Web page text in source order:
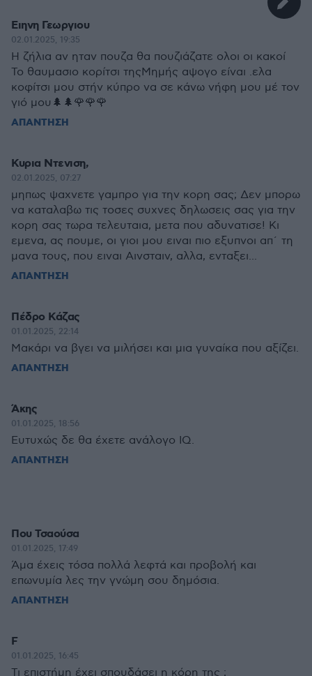
Ειηνη Γεωργιου
02.01.2025, 19:35
Η ζήλια αν ηταν πουζα θα πουζιάζατε ολοι οι κακοί
Το θαυμασιο κορίτσι τηςΜημής αψογο είναι .ελα
κοφίτσι μου στήν κύπρο να σε κάνω νήφη μου μέ τον
γιό μου🌲🌲🌹🌹🌹
ΑΠΑΝΤΗΣΗ
Κυρια Ντενιση,
02.01.2025, 07:27
μηπως ψαχνετε γαμπρο για την κορη σας; Δεν μπορω
να καταλαβω τις τοσες συχνες δηλωσεις σας για την
κορη σας τωρα τελευταια, μετα που αδυνατισε! Κι
εμενα, ας πουμε, οι γιοι μου ειναι πιο εξυπνοι απ´ τη
μανα τους, που ειναι Αινσταιν, αλλα, ενταξει...
ΑΠΑΝΤΗΣΗ
Πέδρο Κάζας
01.01.2025, 22:14
Μακάρι να βγει να μιλήσει και μια γυναίκα που αξίζει.
ΑΠΑΝΤΗΣΗ
Άκης
01.01.2025, 18:56
Ευτυχώς δε θα έχετε ανάλογο IQ.
ΑΠΑΝΤΗΣΗ
Που Τσαούσα
01.01.2025, 17:49
Άμα έχεις τόσα πολλά λεφτά και προβολή και
επωνυμία λες την γνώμη σου δημόσια.
ΑΠΑΝΤΗΣΗ
F
01.01.2025, 16:45
Τι επιστήμη έχει σπουδάσει η κόρη της ;